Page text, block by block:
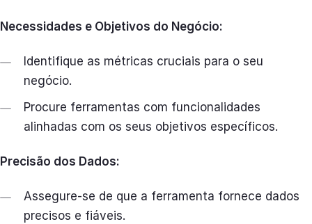
Necessidades e Objetivos do Negócio:
Identifique as métricas cruciais para o seu
negócio.
Procure ferramentas com funcionalidades
alinhadas com os seus objetivos específicos.
Precisão dos Dados:
Assegure-se de que a ferramenta fornece dados
precisos e fiáveis.